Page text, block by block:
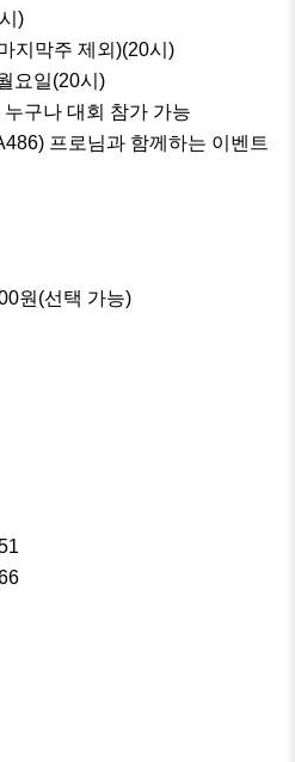
)
지막주 제외)(20시)
요일(20시)
구나 대회 참가 가능
프로님과 함께하는 이벤트
원(선택 가능)